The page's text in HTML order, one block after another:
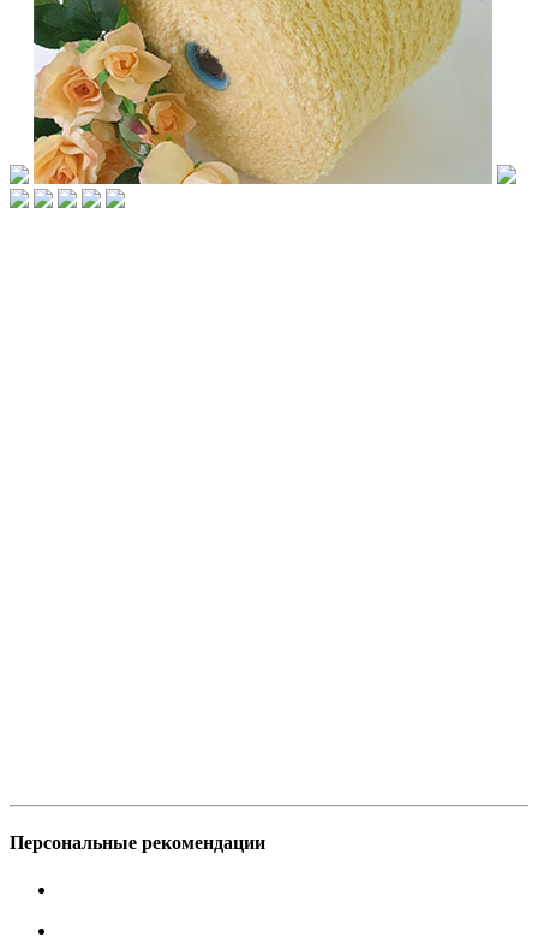
Персональные рекомендации